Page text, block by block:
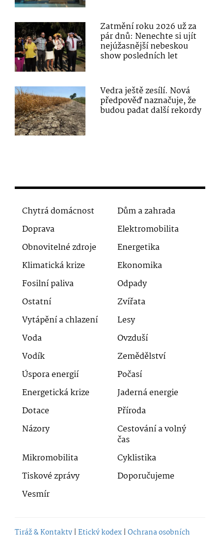
Zatmění roku 2026 už za
pár dnů: Nenechte si ujít
nejúžasnější nebeskou
show posledních let
Vedra ještě zesílí. Nová
předpověď naznačuje, že
budou padat další rekordy
Chytrá domácnost
Dům a zahrada
Doprava
Elektromobilita
Obnovitelné zdroje
Energetika
Klimatická krize
Ekonomika
Fosilní paliva
Odpady
Ostatní
Zvířata
Vytápění a chlazení
Lesy
Voda
Ovzduší
Vodík
Zemědělství
Úspora energií
Počasí
Energetická krize
Jaderná energie
Dotace
Příroda
Názory
Cestování a volný
čas
Mikromobilita
Cyklistika
Tiskové zprávy
Doporučujeme
Vesmír
Tiráž & Kontakty | Etický kodex | Ochrana osobních